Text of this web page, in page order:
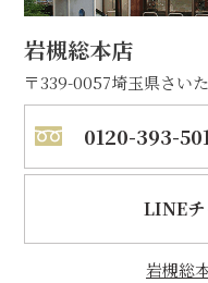
岩槻総本店
〒339-0057埼玉県さい
0120-393-
LINEチ
岩槻総